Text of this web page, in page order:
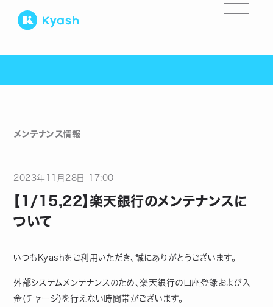
メンテナンス情報
2023年 月 28日 17:00
【1/15,22】楽天銀行のメンテナンスに
ついて
いつもKyashをご利用いただき、誠にありがとうございます。
外部システムメンテナンスのため、楽天銀行の口座登録および入
金(チャージ)を行えない時間帯がございます。